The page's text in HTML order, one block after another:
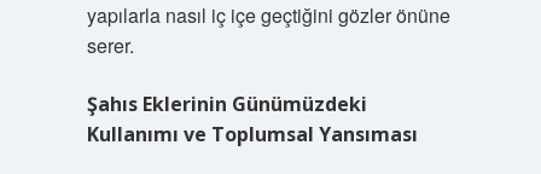
yapılarla nasıl iç içe geçtiğini gözler önüne
serer.
Şahıs Eklerinin Günümüzdeki
Kullanımı ve Toplumsal Yansıması